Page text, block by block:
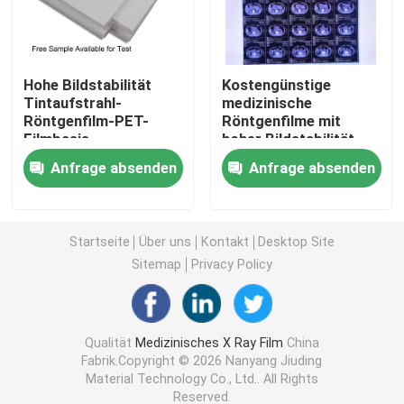
Laser X Ray Film
Medizinischer trockener Film
Strahlnfilm des HAUSTIERES X
Wärmeübertragungs-Film
medizinischer thermischer Film
Hohe Bildstabilität
Tintaufstrahl-
Röntgenfilm-PET-
Filmbasis
angemessene Kosten
für medizinische
Bildgebung und
Anfrage absenden
Kostengünstige
medizinische
Röntgenfilme mit
hoher Bildstabilität,
die klare und präzise
medizinische
Diagnosebilder liefern
Anfrage absenden
Startseite Über uns Kontakt
Desktop Site
Sitemap
Privacy Policy
Qualität Medizinisches X Ray Film China
Fabrik.Copyright © 2026 Nanyang Jiuding
Material Technology Co., Ltd.. All Rights
Reserved.